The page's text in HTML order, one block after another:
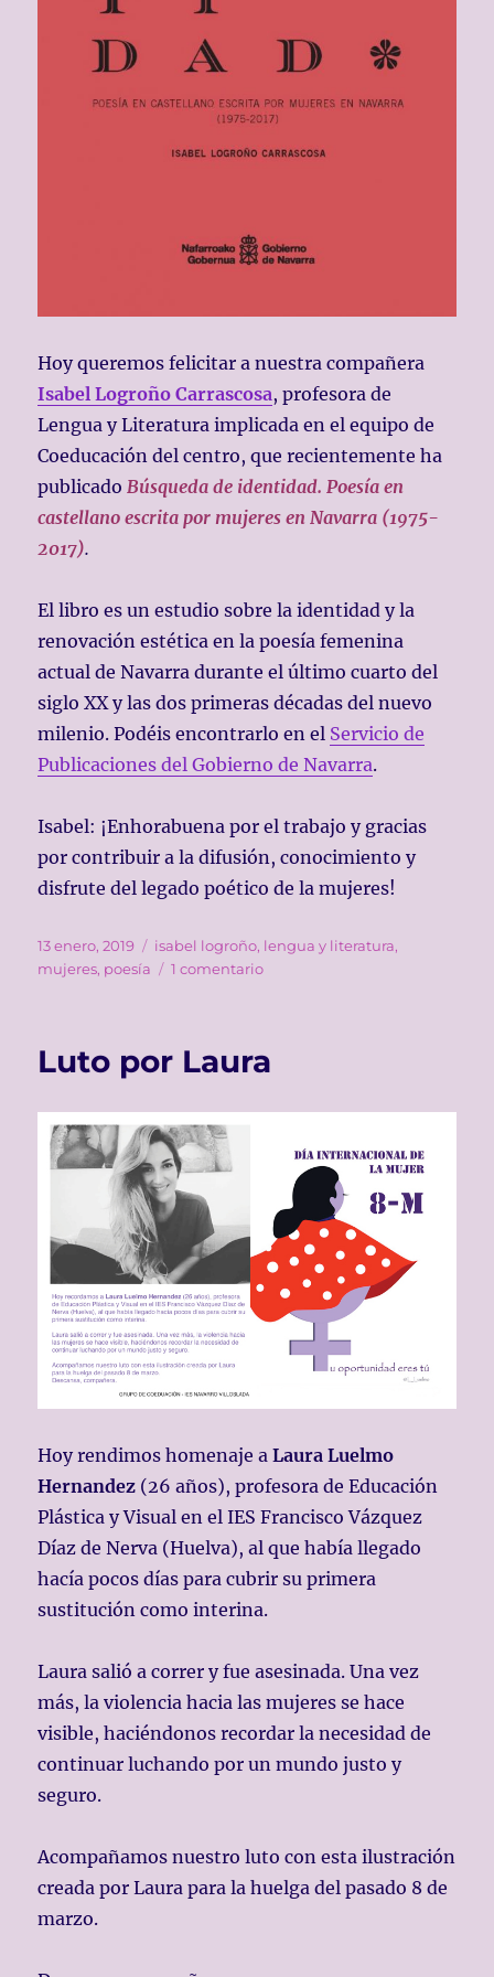
Hoy queremos felicitar a nuestra compañera
Isabel Logroño Carrascosa, profesora de
Lengua y Literatura implicada en el equipo de
Coeducación del centro, que recientemente ha
publicadoBúsqueda de identidad. Poesía en
castellano escrita por mujeres en Navarra (1975-
2017).
El libro es un estudio sobre la identidad y la
renovación estética en la poesía femenina
actual de Navarra durante el último cuarto del
siglo XX y las dos primeras décadas del nuevo
milenio. Podéis encontrarlo en el Servicio de
Publicaciones del Gobierno de Navarra.
Isabel: ¡Enhorabuena por el trabajo y gracias
por contribuir a la difusión, conocimiento y
disfrute del legado poético de la mujeres!
Publicado
el
13 enero, 2019 Etiquetas
isabel logroño, lengua y literatura,
mujeres, poesía 1 comentarioen
Luto por Laura
Hoy rendimos homenaje aLaura Luelmo
Hernandez (26 años), profesora de Educación
Plástica y Visual en el IES Francisco Vázquez
Díaz de Nerva (Huelva), al que había llegado
hacía pocos días para cubrir su primera
sustitución como interina.
Laura salió a correr y fue asesinada. Una vez
más, la violencia hacia las mujeres se hace
visible, haciéndonos recordar la necesidad de
continuar luchando por un mundo justo y
seguro.
Acompañamos nuestro luto con esta ilustración
creada por Laura para la huelga del pasado 8 de
marzo.